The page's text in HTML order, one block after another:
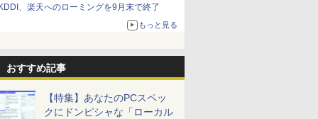
、楽天へのローミングを9月末で終了
もっと見る
おすすめ記事
【特集】あなたのPCスペッ
クにドンピシャな「ローカル